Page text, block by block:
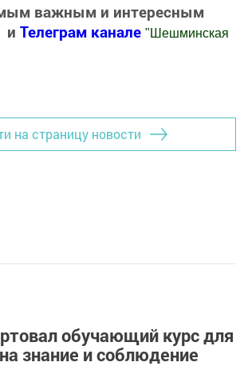
важным и интересным
и Телеграм канале " Шешминская
на страницу новости
обучающий курс для
знание и соблюдение